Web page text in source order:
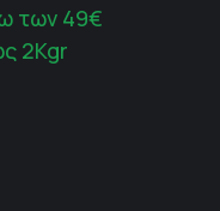
των 49€
2Kgr